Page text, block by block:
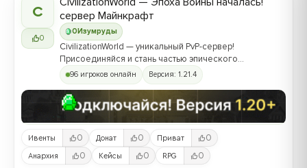
C
0
0 Изумруды
сервер Майнкрафт
CivilizationWorld — уникальный PvP-сервер!
Присоединяйся и стань частью эпического
противостояния между Альвами и Йотунами!
96 игроков онлайн Версия: 1.21.4
Ивенты 0 Донат 0 Приват 0
Анархия 0 Кейсы 0 RPG 0